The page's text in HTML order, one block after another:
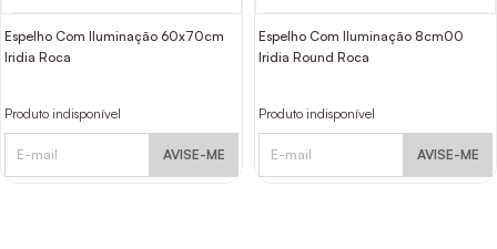
Espelho Com Iluminação 60x70cm
Iridia Roca
Produto indisponível
AVISE-ME
Espelho Com Iluminação 8cm00
Iridia Round Roca
Produto indisponível
AVISE-ME